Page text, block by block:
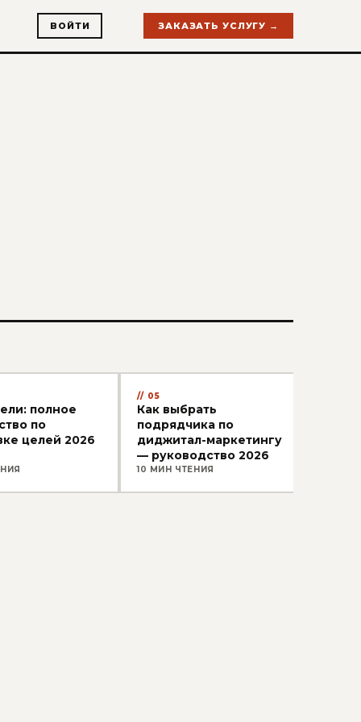
ВОЙТИ ЗАКАЗАТЬ УСЛУГУ →
полное
по
целей 2026
05
Как выбрать
подрядчика по
диджитал-маркетингу
— руководство 2026
10 МИН ЧТЕНИЯ